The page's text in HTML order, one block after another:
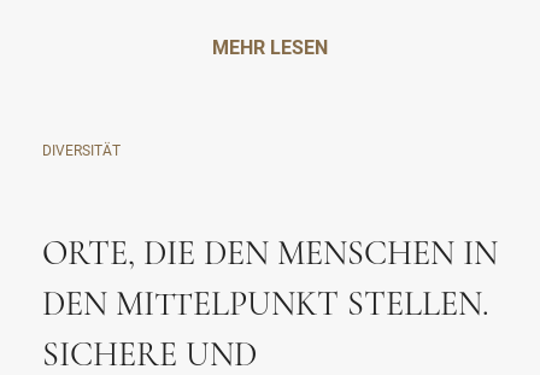
MEHR LESEN
DIVERSITÄT
ORTE, DIE DEN MENSCHEN IN
DEN MITTELPUNKT STELLEN.
SICHERE UND